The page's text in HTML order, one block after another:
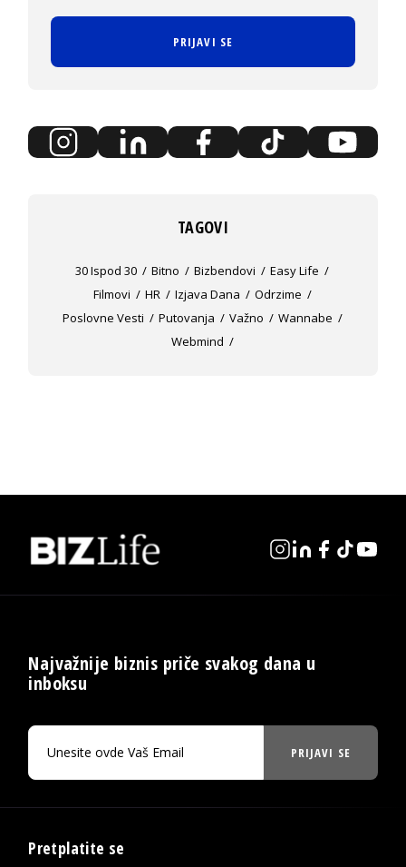
PRIJAVI SE
TAGOVI
30 Ispod 30 Bitno Bizbendovi
Easy Life
Filmovi
HR Izjava Dana
Odrzime
Poslovne Vesti
Putovanja Važno
Wannabe
Webmind
Najvažnije biznis priče svakog dana u
inboksu
PRIJAVI SE
Pretplatite se